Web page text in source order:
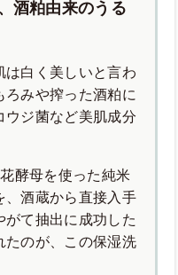
酒粕由来のうる
は白く美しいと言わ
ろみや搾った酒粕に
ウジ菌など美肌成分
酵母を使った純米
、酒蔵から直接入手
がて抽出に成功した
たのが、この保湿洗